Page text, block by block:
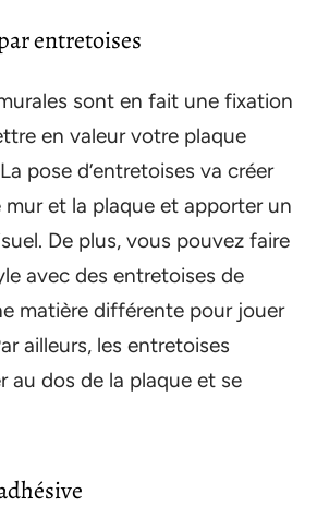
entretoises
sont en fait une fixation
en valeur votre plaque
pose d’entretoises va créer
et la plaque et apporter un
De plus, vous pouvez faire
avec des entretoises de
matière différente pour jouer
ailleurs, les entretoises
au dos de la plaque et se